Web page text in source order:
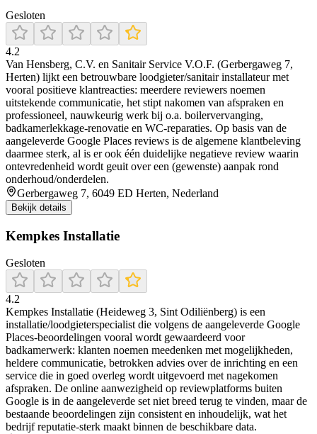
Gesloten
4.2
Van Hensberg, C.V. en Sanitair Service V.O.F. (Gerbergaweg 7,
Herten) lijkt een betrouwbare loodgieter/sanitair installateur met
vooral positieve klantreacties: meerdere reviewers noemen
uitstekende communicatie, het stipt nakomen van afspraken en
professioneel, nauwkeurig werk bij o.a. boilervervanging,
badkamerlekkage-renovatie en WC-reparaties. Op basis van de
aangeleverde Google Places reviews is de algemene klantbeleving
daarmee sterk, al is er ook één duidelijke negatieve review waarin
ontevredenheid wordt geuit over een (gewenste) aanpak rond
onderhoud/onderdelen.
Gerbergaweg 7, 6049 ED Herten, Nederland
Bekijk details
Kempkes Installatie
Gesloten
4.2
Kempkes Installatie (Heideweg 3, Sint Odiliënberg) is een
installatie/loodgieterspecialist die volgens de aangeleverde Google
Places-beoordelingen vooral wordt gewaardeerd voor
badkamerwerk: klanten noemen meedenken met mogelijkheden,
heldere communicatie, betrokken advies over de inrichting en een
service die in goed overleg wordt uitgevoerd met nagekomen
afspraken. De online aanwezigheid op reviewplatforms buiten
Google is in de aangeleverde set niet breed terug te vinden, maar de
bestaande beoordelingen zijn consistent en inhoudelijk, wat het
bedrijf reputatie-sterk maakt binnen de beschikbare data.